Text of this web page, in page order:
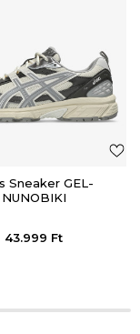
Sneaker GEL-
NUNOBIKI
43.999 Ft